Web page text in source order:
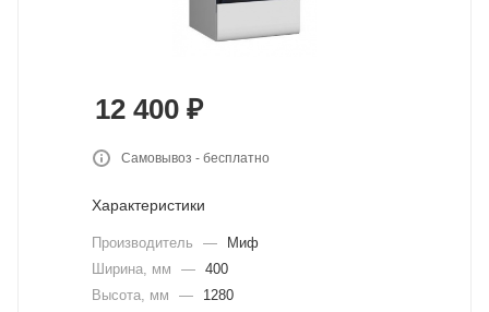
12 400 ₽
Самовывоз - бесплатно
Характеристики
Производитель —
Миф
Ширина, мм
— 400
Высота, мм
—
1280